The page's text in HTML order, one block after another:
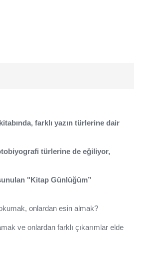
farklı yazın türlerine dair
türlerine de eğiliyor,
"Kitap Günlüğüm”
onlardan esin almak?
ve onlardan farklı çıkarımlar elde